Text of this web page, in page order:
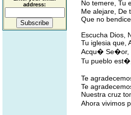
address:
No temere,
Me alejare, De
Que no
Escucha Dios,
Tu iglesia que,
Acqu� Se�or,
Tu pueblo
Te
Te
Nuestra cruz
Ahora vivimos